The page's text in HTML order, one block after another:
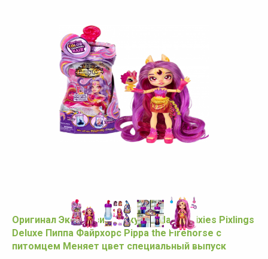
Оригинал Эксклюзивная кукла Magic Mixies Pixlings
Deluxe Пиппа Файрхорс Pippa the Firehorse с
питомцем Меняет цвет специальный выпуск